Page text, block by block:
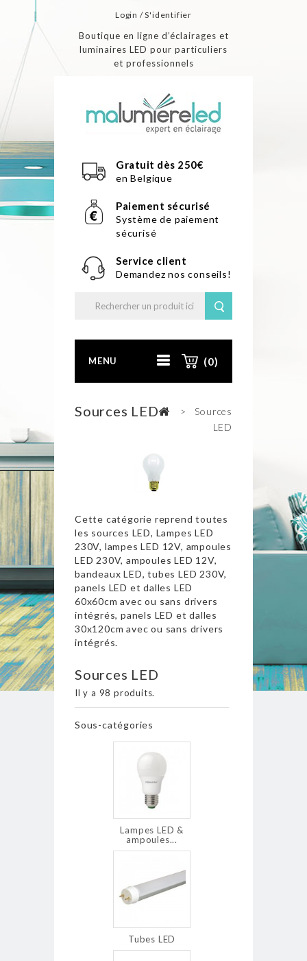
Login / S'identifier
Boutique en ligne d’éclairages et
luminaires LED pour particuliers
et professionnels
Gratuit dès 250€
en Belgique
Paiement sécurisé
Système de paiement
sécurisé
Service client
Demandez nos conseils!
MENU (0)
Sources LED >
Sources
LED
Cette catégorie reprend toutes
les sources LED, Lampes LED
230V, lampes LED 12V, ampoules
LED 230V, ampoules LED 12V,
bandeaux LED, tubes LED 230V,
panels LED et dalles LED
60x60cm avec ou sans drivers
intégrés, panels LED et dalles
30x120cm avec ou sans drivers
intégrés.
Sources LED
Il y a 98 produits.
Sous-catégories
Lampes LED &
ampoules...
Tubes LED